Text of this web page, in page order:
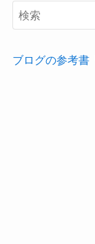
ブログの参考書